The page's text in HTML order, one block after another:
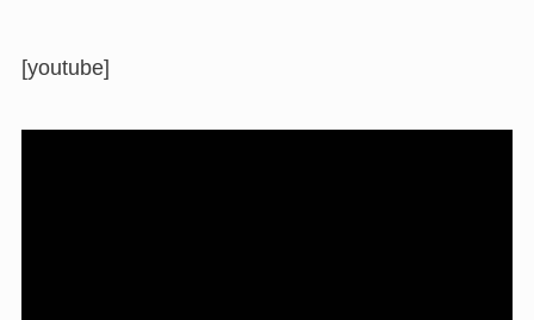
[youtube]